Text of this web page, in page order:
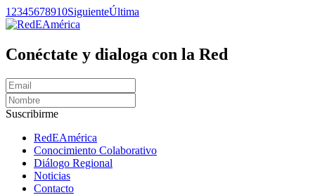
1 2345678910SiguienteÚltima
Conéctate y dialoga con la Red
Suscribirme
RedEAmérica
Conocimiento Colaborativo
Diálogo Regional
Noticias
Contacto